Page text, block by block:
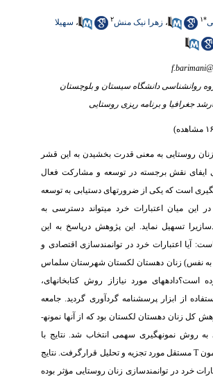
،زهرا نیک منش ۲ ،سهیلا
روستایی به معنی قدرت بخشیدن به این قشر
ایفای نقش برجسته در توسعه و مشارکت فعال
است که یکی از ضرورت­های دستیابی به توسعه
در این میان اعتبارات خرد می­تواند دسترسی به
تسهیل نماید. این پژوهش درپاسخ به این
آیا اعتبارات خرد در توانمندسازی اقتصادی و
به نفس) زنان دهستان لکستان شهرستان سلماس
است؟داده­های مورد نیازاز روش کتابخانه­ای،
از ابزار پرسشنامه گردآوری گردید. جامعه
آماری این پژوهش کل زنان دهستان لکستان بود که از آنها نمونه­
به روش نمونه­گیری سهمی انتخاب شد. نتایج با
استفاده از آزمون T مستقل مورد تجزیه و تحلیل قرارگرفت. نتایج
خرد در توانمندسازی زنان روستایی مؤثر بوده